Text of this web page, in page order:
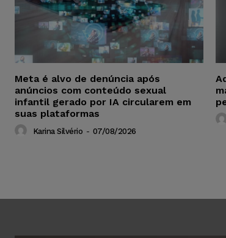
Meta é alvo de denúncia após
anúncios com conteúdo sexual
infantil gerado por IA circularem em
suas plataformas
Karina Silvério - 07/08/2026